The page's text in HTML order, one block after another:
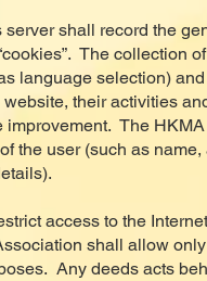
server shall record the
The collection
language selection)
their activities
The
the user (such as
access to the
shall allow
Any deeds acts